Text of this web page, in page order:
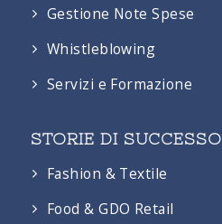
Gestione Note Spese
Whistleblowing
Servizi e Formazione
STORIE DI SUCCESSO
Fashion & Textile
Food & GDO Retail